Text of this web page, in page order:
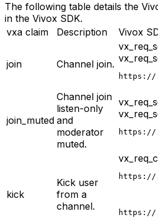
The following table details the
in the Vivox SDK.
vxa claim
Description Vivox
join Channel join.
https://
join_muted
Channel join
listen-only
and
moderator
muted.
https://
kick
Kick user
from a
channel.
https://
https://